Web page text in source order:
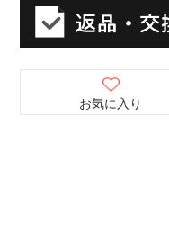
お気に入り